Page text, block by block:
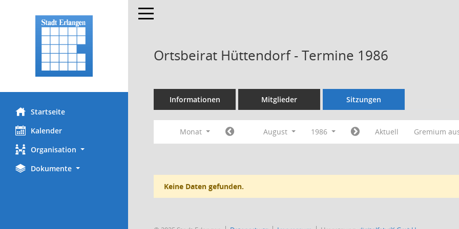
Startseite
Kalender
Organisation
Dokumente
Toggle navigation
Ortsbeirat Hüttendorf - Termine 1986
Informationen Mitglieder Sitzungen
Monat August 1986 Aktuell Gremium
Keine Daten gefunden.